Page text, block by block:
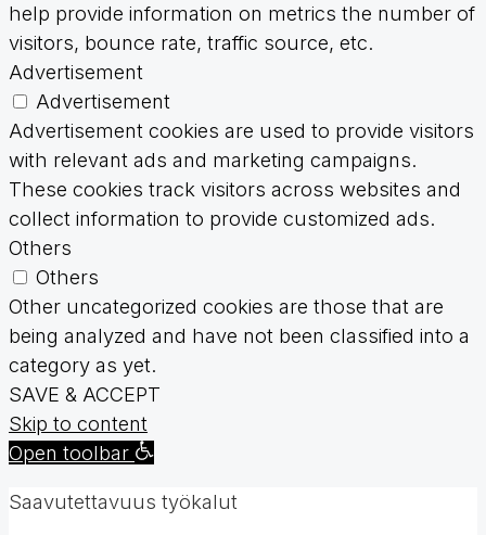
help provide information on metrics the number of
visitors, bounce rate, traffic source, etc.
Advertisement
Advertisement
Advertisement cookies are used to provide visitors
with relevant ads and marketing campaigns.
These cookies track visitors across websites and
collect information to provide customized ads.
Others
Others
Other uncategorized cookies are those that are
being analyzed and have not been classified into a
category as yet.
SAVE & ACCEPT
Skip to content
Open toolbar
Saavutettavuus työkalut